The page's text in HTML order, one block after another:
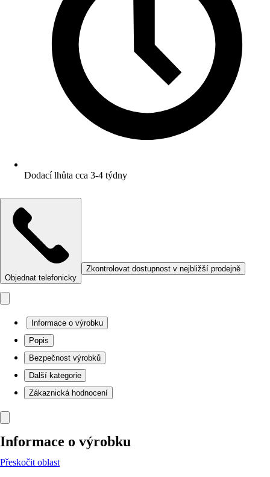
Dodací lhůta cca 3-4 týdny
Objednat telefonicky
Zkontrolovat dostupnost v nejbližší prodejně
Informace o výrobku
Popis
Bezpečnost výrobků
Další kategorie
Zákaznická hodnocení
Informace o výrobku
Přeskočit oblast